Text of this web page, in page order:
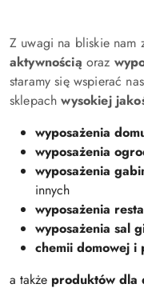
Z uwagi na bliskie nam
aktywnością oraz
staramy się wspierać
sklepachwysokiej
wyposażenia
wyposażenia
wyposażenia
innych
wyposażenia
wyposażenia sal
chemii domowej i
a także produktów dla